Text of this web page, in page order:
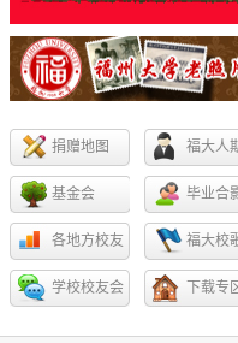
捐赠地图 福大人
基金会 毕业合
各地方校友
会
福大校
学校校友会 下载专